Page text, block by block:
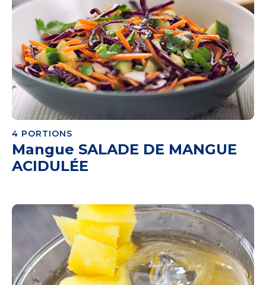
4 PORTIONS
Mangue SALADE DE MANGUE
ACIDULÉE